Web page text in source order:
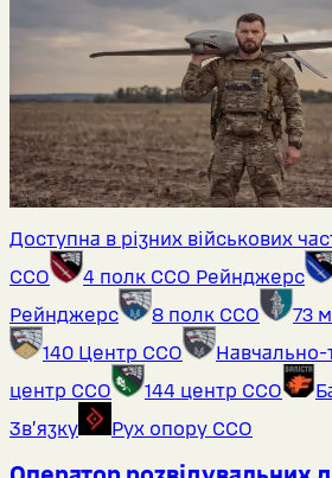
Доступна в різних військових
ССО
4 полк ССО Рейнджерс
Рейнджерс
8 полк ССО
73
140 Центр ССО
Навчально-
центр ССО
144 центр ССО
Звʼязку
Рух опору ССО